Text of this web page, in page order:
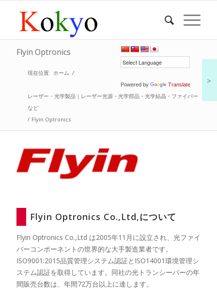
Flyin Optronics
Powered by Translate
現在位置: ホーム /
レーザー・光学製品｜レーザー光源・光学部品・光学結晶・ファイバー
など
/ Flyin Optronics
Flyin Optronics Co.,Ltd,について
Flyin Optronics Co.,Ltd は2005年11月に設立され、光ファイ
バーコンポーネントの世界的な大手製造業者です。
ISO9001:2015品質管理システム認証とISO14001環境管理シ
ステム認証を取得しています。同社の光トランシーバーの年
間販売台数は、年間72万台以上に達します。
＞